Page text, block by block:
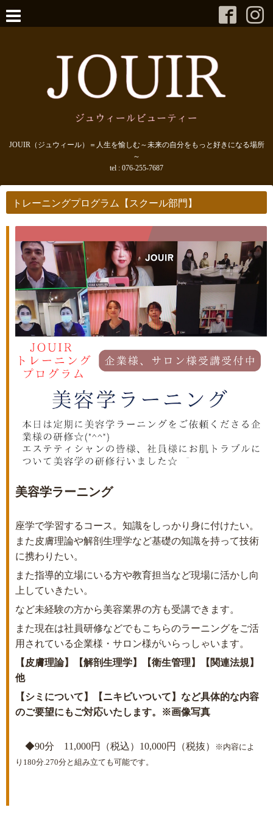
JOUIR（ジュウィール）＝人生を愉しむ～未来の自分をもっと好きになる場所
～
tel : 076-255-7687
トレーニングプログラム【スクール部門】
美容学ラーニング
座学で学習するコース。知識をしっかり身に付けたい。
また皮膚理論や解剖生理学など基礎の知識を持って技術
に携わりたい。
また指導的立場にいる方や教育担当など現場に活かし向
上していきたい。
など未経験の方から美容業界の方も受講できます。
また現在は社員研修などでもこちらのラーニングをご活
用されている企業様・サロン様がいらっしゃいます。
【皮膚理論】【解剖生理学】【衛生管理】【関連法規】
他
【シミについて】【ニキビいついて】など具体的な内容
のご要望にもご対応いたします。※画像写真
◆90分 11,000円（税込）10,000円（税抜）
※内容によ
り180分.270分と組み立ても可能です。